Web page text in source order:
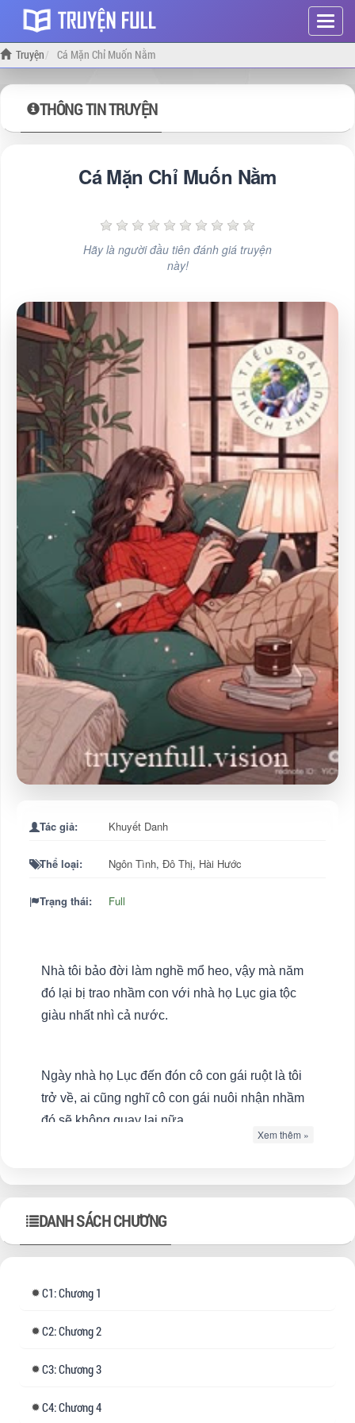
Hiện
menu
Truyện Cá Mặn Chỉ Muốn Nằm
THÔNG TIN TRUYỆN
Cá Mặn Chỉ Muốn Nằm
Hãy là người đầu tiên đánh giá truyện
này!
Tác giả: Khuyết Danh
Thể loại: Ngôn Tình, Đô Thị, Hài Hước
Trạng thái: Full
Nhà tôi bảo đời làm nghề mổ heo, vậy mà năm
đó lại bị trao nhầm con với nhà họ Lục gia tộc
giàu nhất nhì cả nước.
Ngày nhà họ Lục đến đón cô con gái ruột là tôi
trở về, ai cũng nghĩ cô con gái nuôi nhận nhầm
đó sẽ không quay lại nữa.
Còn tôi thì đút tay vào túi quần, bước chậm rãi
Anh cả nhà họ Lục một tổng tài lạnh lùng đang
Xem thêm »
DANH SÁCH CHƯƠNG
1: Chương 1
2: Chương 2
3: Chương 3
4: Chương 4